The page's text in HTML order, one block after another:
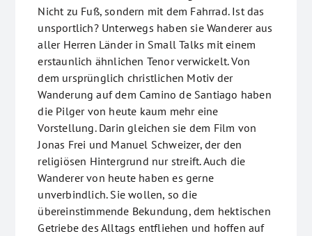
Nicht zu Fuß, sondern mit dem Fahrrad. Ist das
unsportlich? Unterwegs haben sie Wanderer aus
aller Herren Länder in Small Talks mit einem
erstaunlich ähnlichen Tenor verwickelt. Von
dem ursprünglich christlichen Motiv der
Wanderung auf dem Camino de Santiago haben
die Pilger von heute kaum mehr eine
Vorstellung. Darin gleichen sie dem Film von
Jonas Frei und Manuel Schweizer, der den
religiösen Hintergrund nur streift. Auch die
Wanderer von heute haben es gerne
unverbindlich. Sie wollen, so die
übereinstimmende Bekundung, dem hektischen
Getriebe des Alltags entfliehen und hoffen auf